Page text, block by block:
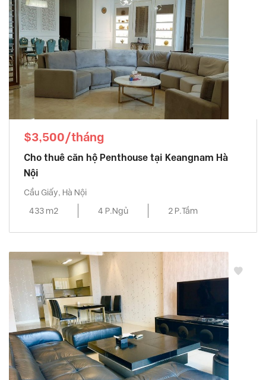
$3,500/tháng
Cho thuê căn hộ Penthouse tại Keangnam Hà
Nội
Cầu Giấy, Hà Nội
433 m2
4 P.Ngủ 2 P.Tắm